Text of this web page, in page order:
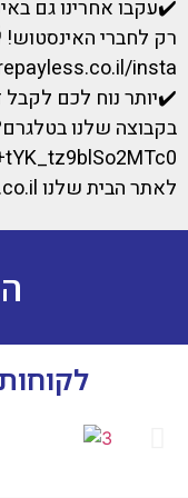
✔️עקבו אחרינו גם
רק לחברי האינסטוש!
insta
✔️יותר נוח לכם לקבל
בקבוצה שלנו
לאתר הבית שלנו https://flymorepayless.co.il/